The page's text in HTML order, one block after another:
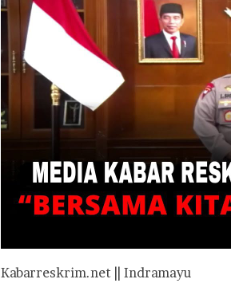
Kabarreskrim.net || Indramayu